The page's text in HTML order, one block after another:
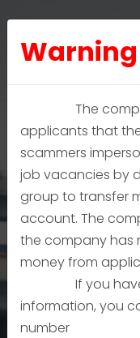
We are
logistics
for
Warning
The company
applicants that
scammers
job vacancies by
group to transfer
account. The
the company has
money from
If you have
information, you
number